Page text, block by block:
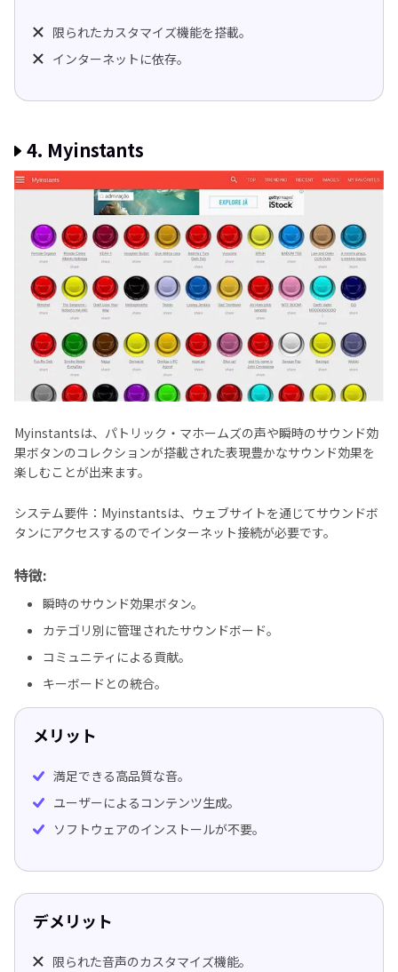
限られたカスタマイズ機能を搭載。
インターネットに依存。
4. Myinstants
Myinstantsは、パトリック・マホームズの声や瞬時のサウンド効
果ボタンのコレクションが搭載された表現豊かなサウンド効果を
楽しむことが出来ます。
システム要件：Myinstantsは、ウェブサイトを通じてサウンドボ
タンにアクセスするのでインターネット接続が必要です。
特徴:
瞬時のサウンド効果ボタン。
カテゴリ別に管理されたサウンドボード。
コミュニティによる貢献。
キーボードとの統合。
メリット
満足できる高品質な音。
ユーザーによるコンテンツ生成。
ソフトウェアのインストールが不要。
デメリット
限られた音声のカスタマイズ機能。